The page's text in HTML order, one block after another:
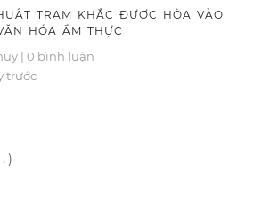
TRẠM KHẮC ĐƯỢC HÒA VÀO
HÓA ẨM THỰC
| 0 bình luận
trước